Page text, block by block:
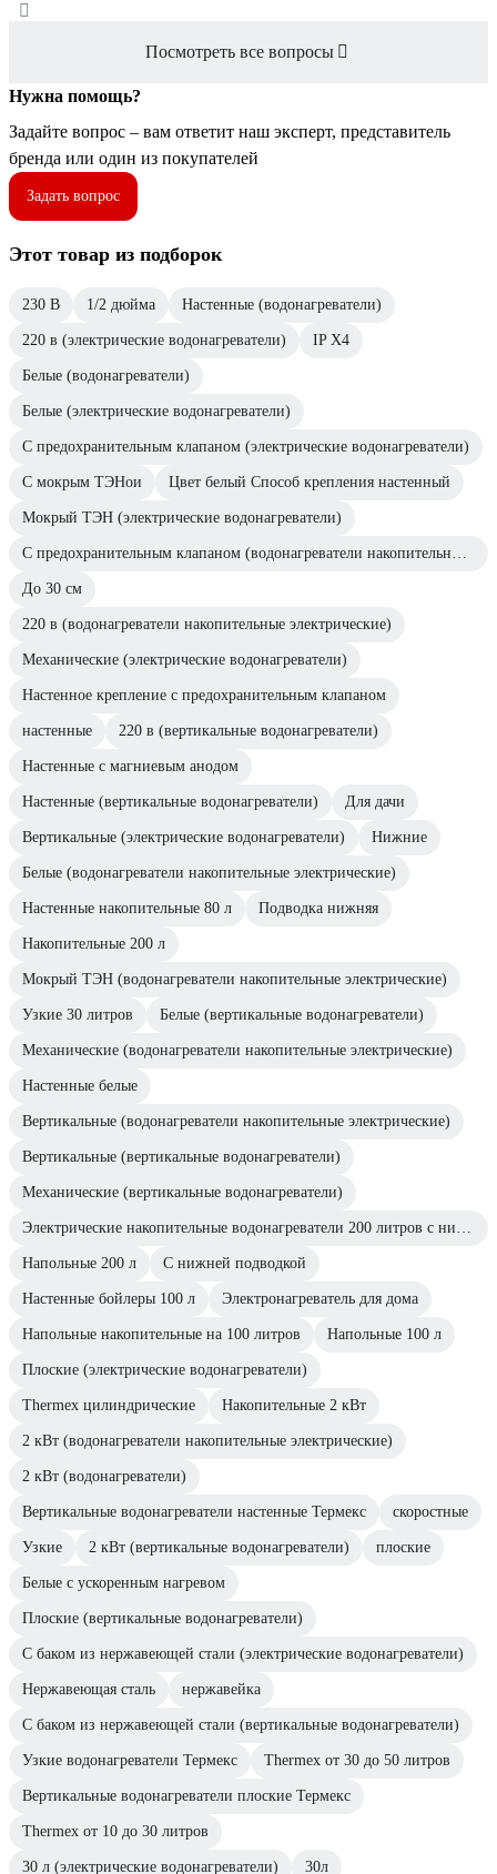
Посмотреть все вопросы
Нужна помощь?
Задайте вопрос – вам ответит наш эксперт, представитель
бренда или один из покупателей
Задать вопрос
Этот товар из подборок
230 В 1/2 дюйма Настенные (водонагреватели)
220 в (электрические водонагреватели) IP X4
Белые (водонагреватели)
Белые (электрические водонагреватели)
С предохранительным клапаном (электрические водонагреватели)
С мокрым ТЭНои Цвет белый Способ крепления настенный
Мокрый ТЭН (электрические водонагреватели)
С предохранительным клапаном (водонагреватели накопительные электрические)
До 30 см
220 в (водонагреватели накопительные электрические)
Механические (электрические водонагреватели)
Настенное крепление с предохранительным клапаном
настенные 220 в (вертикальные водонагреватели)
Настенные с магниевым анодом
Настенные (вертикальные водонагреватели) Для дачи
Вертикальные (электрические водонагреватели) Нижние
Белые (водонагреватели накопительные электрические)
Настенные накопительные 80 л Подводка нижняя
Накопительные 200 л
Мокрый ТЭН (водонагреватели накопительные электрические)
Узкие 30 литров Белые (вертикальные водонагреватели)
Механические (водонагреватели накопительные электрические)
Настенные белые
Вертикальные (водонагреватели накопительные электрические)
Вертикальные (вертикальные водонагреватели)
Механические (вертикальные водонагреватели)
Электрические накопительные водонагреватели 200 литров с нижней подводкой
Напольные 200 л С нижней подводкой
Настенные бойлеры 100 л Электронагреватель для дома
Напольные накопительные на 100 литров Напольные 100 л
Плоские (электрические водонагреватели)
Thermex цилиндрические Накопительные 2 кВт
2 кВт (водонагреватели накопительные электрические)
2 кВт (водонагреватели)
Вертикальные водонагреватели настенные Термекс скоростные
Узкие 2 кВт (вертикальные водонагреватели) плоские
Белые с ускоренным нагревом
Плоские (вертикальные водонагреватели)
С баком из нержавеющей стали (электрические водонагреватели)
Нержавеющая сталь нержавейка
С баком из нержавеющей стали (вертикальные водонагреватели)
Узкие водонагреватели Термекс Thermex от 30 до 50 литров
Вертикальные водонагреватели плоские Термекс
Thermex от 10 до 30 литров
30 л (электрические водонагреватели) 30л